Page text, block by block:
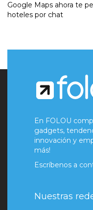
Google Maps ahora te
hoteles por chat
En FOLOU
gadgets,
innovación y
más!
Escríbenos a
Nuestras